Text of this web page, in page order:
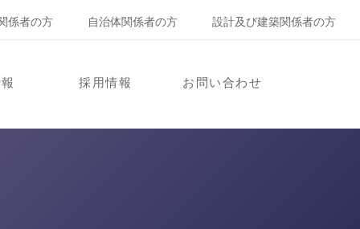
係者の方 自治体関係者の方 設計及び建築関係者の方
採用情報 お問い合わせ